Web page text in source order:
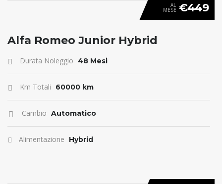
ANTICIPO 0
AL
MESE €449
Alfa Romeo Junior Hybrid
Durata Noleggio 48 Mesi
Km Totali 60000 km
Cambio Automatico
Alimentazione Hybrid